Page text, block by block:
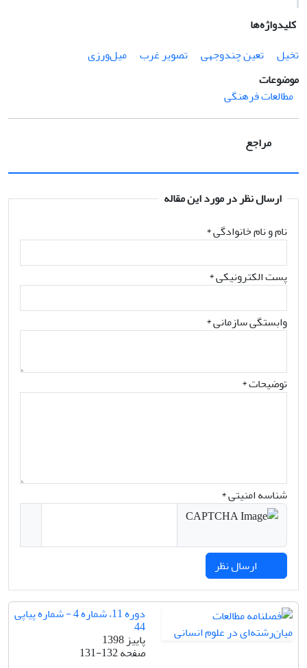
کلیدواژه‌ها
تخیل
تعین چندوجهی تصویر غرب
میل‌ورزی
موضوعات
مطالعات فرهنگی
مراجع
ارسال نظر در مورد این مقاله
نام و نام خانوادگی*
پست الکترونیکی*
وابستگی سازمانی *
توضیحات *
شناسه امنیتی *
دوره 11، شماره 4 - شماره پیاپی
44
پاییز 1398
صفحه131-132